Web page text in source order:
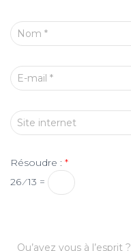
Nom *
E-mail *
Site internet
Résoudre : *
26 ⁄ 13 =
Qu’avez vous à l’esprit ?